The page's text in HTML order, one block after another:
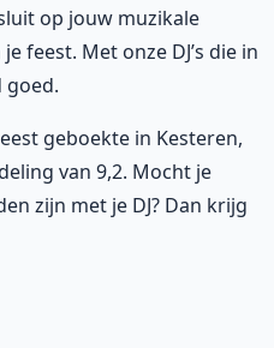
op jouw muzikale
feest. Met onze DJ’s die in
goed.
geboekte in Kesteren,
van 9,2. Mocht je
zijn met je DJ? Dan krijg